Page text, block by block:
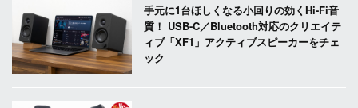
手元に1台ほしくなる小回りの効くHi-Fi音
質！ USB-C／Bluetooth対応のクリエイテ
ィブ「XF1」アクティブスピーカーをチェ
ック